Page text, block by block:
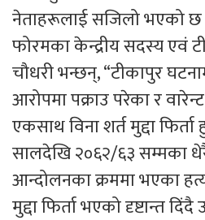
नेताहरूलाई सजिलो भएको छ
फोरमका केन्द्रीय सदस्य एवं
चौधरी भन्छन्, “टीकापुर
आरोपमा पक्राउ परेका र
एकसाथ विना शर्त मुद्दा
सालदेखि २०६२/६३ सम्मका
आन्दोलनका क्रममा भएका
मुद्दा फिर्ता भएको दृष्टान्त